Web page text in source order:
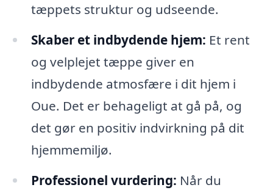
tæppets struktur og udseende.
Skaber et indbydende hjem: Et rent
og velplejet tæppe giver en
indbydende atmosfære i dit hjem i
Oue. Det er behageligt at gå på, og
det gør en positiv indvirkning på dit
hjemmemiljø.
Professionel vurdering: Når du